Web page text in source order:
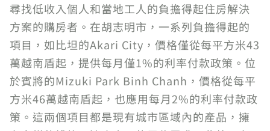
尋找低收入個人和當地工人的負擔得起住房解決
方案的購房者。在胡志明市，一系列負擔得起的
項目，如比坦的Akari City，價格僅從每平方米43
萬越南盾起，提供每月僅1%的利率付款政策。位
於賓將的Mizuki Park Binh Chanh，價格從每平
方米46萬越南盾起，也應用每月2%的利率付款政
策。這兩個項目都是現有城市區域內的產品，擁